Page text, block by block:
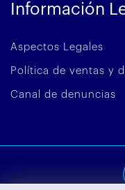
Información
Aspectos Legales
Política de ventas y
Canal de denuncias